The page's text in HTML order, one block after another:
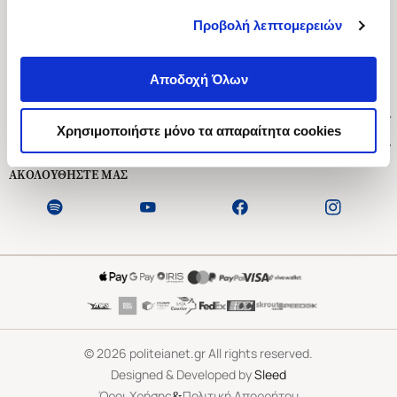
Προβολή λεπτομερειών
Αποδοχή Όλων
Χρησιμοποιήστε μόνο τα απαραίτητα cookies
Ασκληπιού 1-3, Αθήνα 106 79
Δευτέρα - Παρασκευή 09:00-21:00
Εξυπηρέτηση Πελατών
ΑΚΟΛΟΥΘΗΣΤΕ ΜΑΣ
©2026 politeianet.gr All rights reserved.
Designed & Developed bySleed